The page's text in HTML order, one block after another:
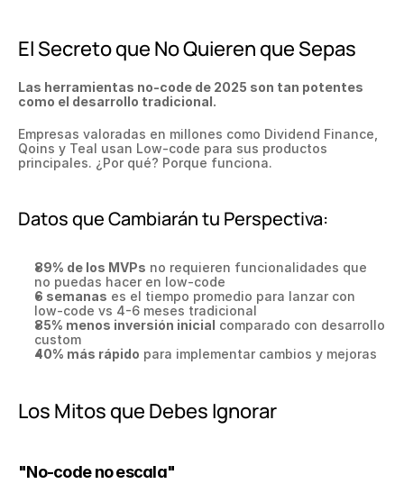
El Secreto que No Quieren que Sepas
Las herramientas no-code de 2025 son tan potentes
como el desarrollo tradicional.
Empresas valoradas en millones como Dividend Finance,
Qoins y Teal usan Low-code para sus productos
principales. ¿Por qué? Porque funciona.
Datos que Cambiarán tu Perspectiva:
89% de los MVPs no requieren funcionalidades que
no puedas hacer en low-code
6 semanas es el tiempo promedio para lanzar con
low-code vs 4-6 meses tradicional
85% menos inversión inicial comparado con desarrollo
custom
40% más rápido para implementar cambios y mejoras
Los Mitos que Debes Ignorar
"No-code no escala"